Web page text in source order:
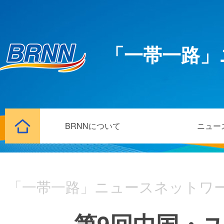
「一帯一路
BRNNについて ニュー
「一帯一路」ニュースネットワ